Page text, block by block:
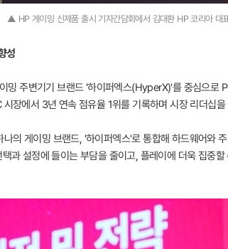
▲ HP 게이밍 신제품 출시 기자간담회에서 김대환 HP 코리아 대
성
주변기기 브랜드 '하이퍼엑스(HyperX)'를 중심으로
장에서 3년 연속 점유율 1위를 기록하며 시장 리더십을
의 게이밍 브랜드, '하이퍼엑스'로 통합해 하드웨어와
과 설정에 들이는 부담을 줄이고, 플레이에 더욱 집중